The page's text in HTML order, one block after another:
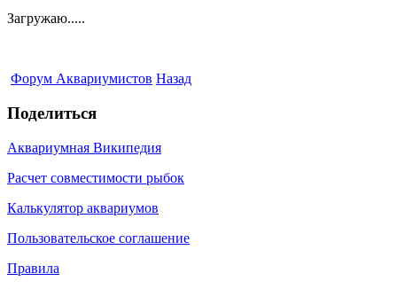
Загружаю.....
Форум Аквариумистов Назад
Поделиться
Аквариумная Википедия
Расчет совместимости рыбок
Калькулятор аквариумов
Пользовательское соглашение
Правила